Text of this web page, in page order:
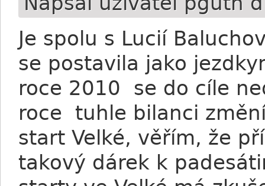
Je spolu s Lucií
se postavila jako
roce 2010 se do cíle
roce tuhle bilanci
start Velké, věřím, že
takový dárek k